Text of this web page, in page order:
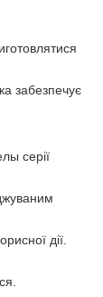
забезпечує
серії
дії.